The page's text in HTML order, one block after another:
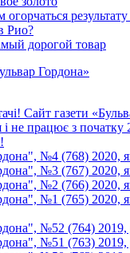
Рио?
дорогой товар
Гордона»
Сайт газети
і не працює з початку
№4 (768) 2020,
№3 (767) 2020,
№2 (766) 2020,
№1 (765) 2020,
№52 (764) 2019,
№51 (763) 2019,